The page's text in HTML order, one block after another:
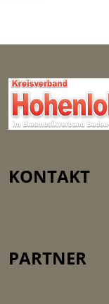
KONTAKT
PARTNER